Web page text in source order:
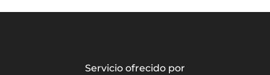
Servicio ofrecido por